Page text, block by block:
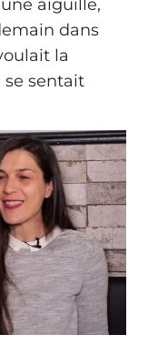
aiguille,
dans
la
se sentait